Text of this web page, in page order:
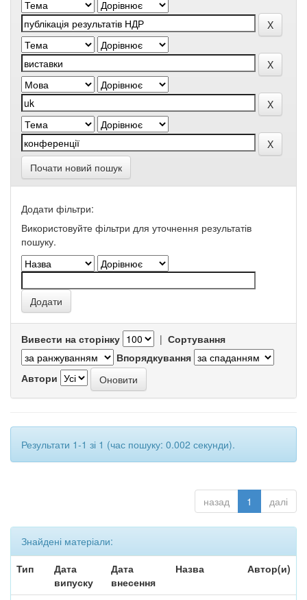
Почати новий пошук
Додати фільтри:
Використовуйте фільтри для уточнення результатів
пошуку.
Вивести на сторінку | Сортування
Впорядкування
Автори
Результати 1-1 зі 1 (час пошуку: 0.002 секунди).
назад 1 далі
Знайдені матеріали:
Тип
Дата
випуску
Дата
внесення
Назва Автор(и)